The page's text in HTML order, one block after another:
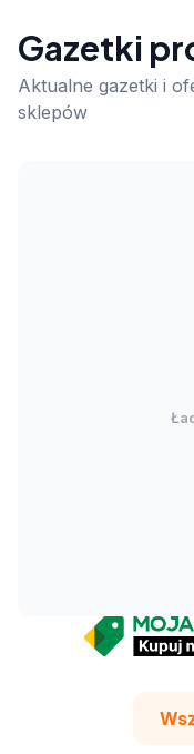
Gazetki
Aktualne gazetki i
sklepów